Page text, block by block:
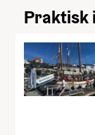
Praktisk